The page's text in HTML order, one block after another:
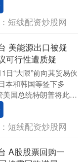
短线配资炒股网
美能源出口被疑
可行性遭质疑
日“大限”前向其贸易伙
本和韩国等签下多
美国总统特朗普将此视
有关内容释出后，旋
短线配资炒股网
A股股票回购一